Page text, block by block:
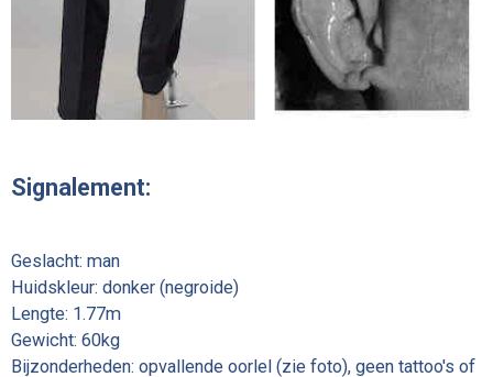
Signalement:
Geslacht: man
Huidskleur: donker (negroide)
Lengte: 1.77m
Gewicht: 60kg
Bijzonderheden: opvallende oorlel (zie foto), geen tattoo's of